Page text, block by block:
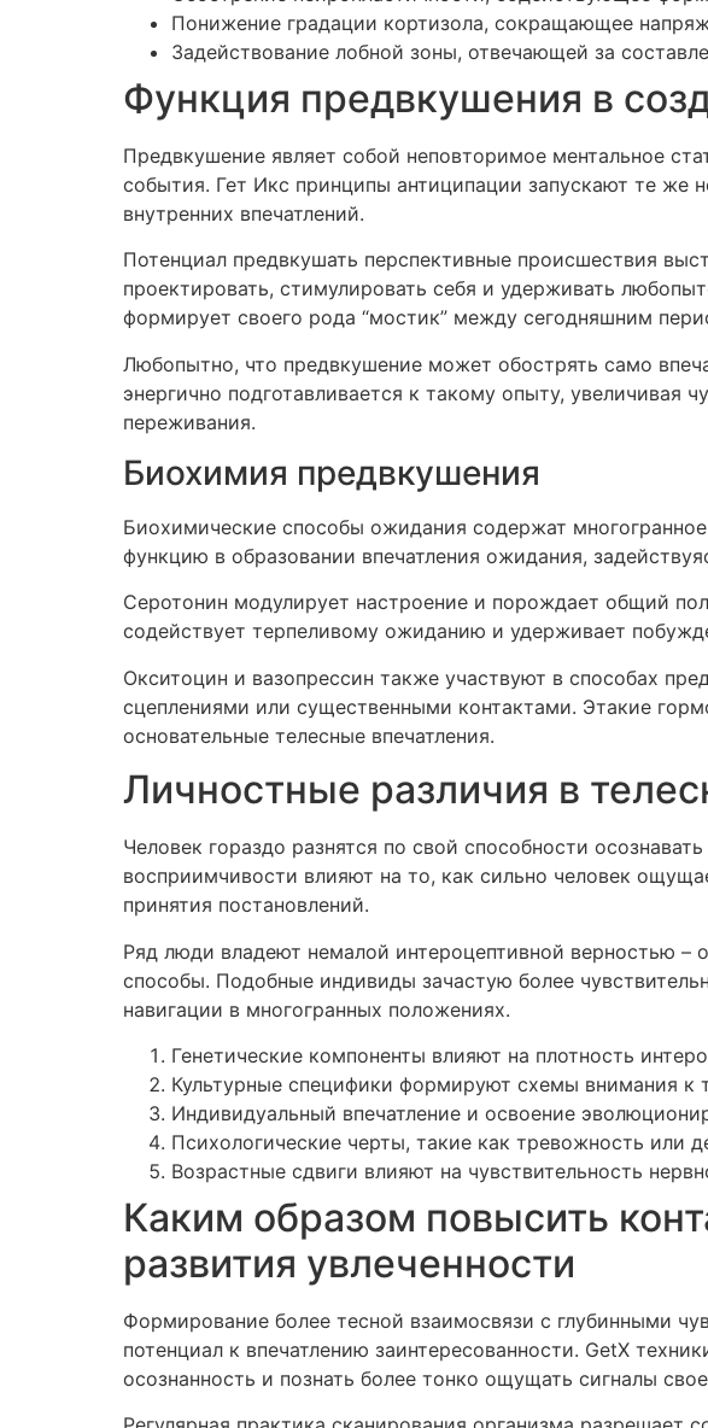
Понижение градации кортизола, сокращающее
Задействование лобной зоны, отвечающей за
Функция предвкушения в
Предвкушение являет собой неповторимое ментальное
события. Гет Икс принципы антиципации запускают те же
внутренних впечатлений.
Потенциал предвкушать перспективные происшествия
проектировать, стимулировать себя и удерживать
формирует своего рода “мостик” между сегодняшним
Любопытно, что предвкушение может обострять само
энергично подготавливается к такому опыту,
переживания.
Биохимия предвкушения
Биохимические способы ожидания содержат
функцию в образовании впечатления ожидания,
Серотонин модулирует настроение и порождает общий
содействует терпеливому ожиданию и удерживает
Окситоцин и вазопрессин также участвуют в способах
сцеплениями или существенными контактами. Этакие
основательные телесные впечатления.
Личностные различия в
Человек гораздо разнятся по свой способности
восприимчивости влияют на то, как сильно человек
принятия постановлений.
Ряд люди владеют немалой интероцептивной верностью –
способы. Подобные индивиды зачастую более
навигации в многогранных положениях.
Генетические компоненты влияют на плотность
Культурные специфики формируют схемы внимания к
Индивидуальный впечатление и освоение
Психологические черты, такие как тревожность или
Возрастные сдвиги влияют на чувствительность
Каким образом повысить
развития увлеченности
Формирование более тесной взаимосвязи с глубинными
потенциал к впечатлению заинтересованности. GetX
осознанность и познать более тонко ощущать сигналы